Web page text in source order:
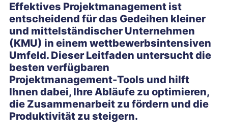
Effektives Projektmanagement ist
entscheidend für das Gedeihen kleiner
und mittelständischer Unternehmen
(KMU) in einem wettbewerbsintensiven
Umfeld. Dieser Leitfaden untersucht die
besten verfügbaren
Projektmanagement-Tools und hilft
Ihnen dabei, Ihre Abläufe zu optimieren,
die Zusammenarbeit zu fördern und die
Produktivität zu steigern.